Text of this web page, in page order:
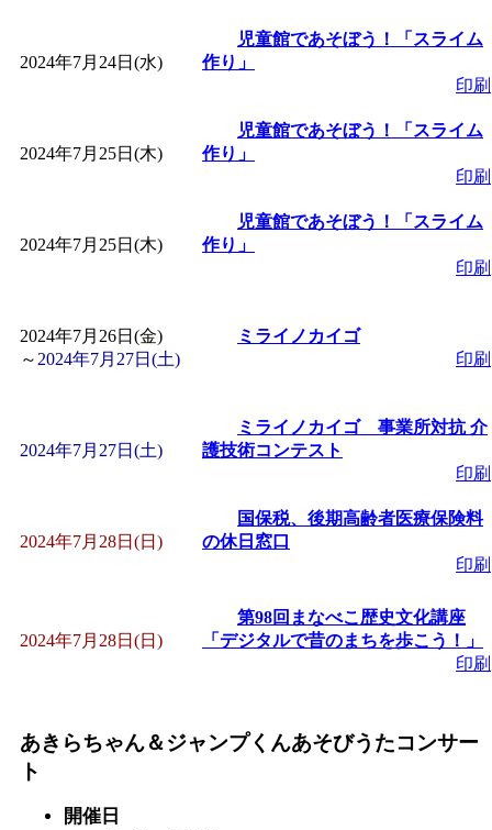
2024年7月24日(水)
児童館であそぼう！「スライム
作り」
印刷
2024年7月25日(木)
児童館であそぼう！「スライム
作り」
印刷
2024年7月25日(木)
児童館であそぼう！「スライム
作り」
印刷
2024年7月26日(金)
～ 2024年7月27日(土)
ミライノカイゴ
印刷
2024年7月27日(土)
ミライノカイゴ 事業所対抗 介
護技術コンテスト
印刷
2024年7月28日(日)
国保税、後期高齢者医療保険料
の休日窓口
印刷
2024年7月28日(日)
第98回まなべこ歴史文化講座
「デジタルで昔のまちを歩こう！」
印刷
あきらちゃん＆ジャンプくんあそびうたコンサー
ト
開催日